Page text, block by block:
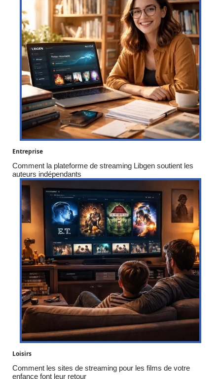
Entreprise
Comment la plateforme de streaming Libgen soutient les
auteurs indépendants
Loisirs
Comment les sites de streaming pour les films de votre
enfance font leur retour